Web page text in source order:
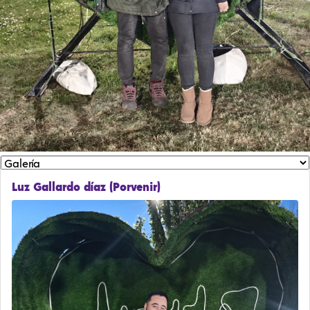
Luz Gallardo díaz (Porvenir)